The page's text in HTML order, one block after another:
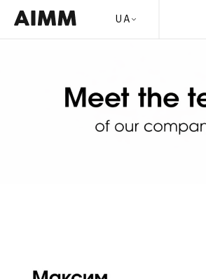
UA
Зустрічайте команду керівників АІММ!